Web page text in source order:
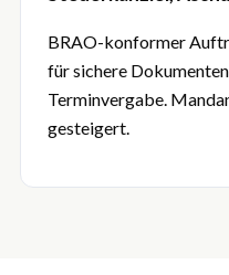
BRAO-konformer
für sichere
Terminvergabe.
gesteigert.